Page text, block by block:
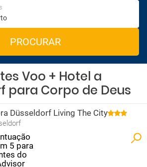
PROCURAR
Voo + Hotel a
para Corpo de Deus
Düsseldorf Living The City